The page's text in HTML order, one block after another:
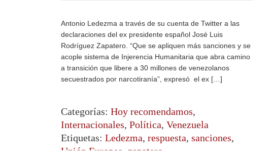
Antonio Ledezma a través de su cuenta de Twitter a las
declaraciones del ex presidente español José Luis
Rodríguez Zapatero. “Que se apliquen más sanciones y se
acople sistema de Injerencia Humanitaria que abra camino
a transición que libere a 30 millones de venezolanos
secuestrados por narcotiranía”, expresó el ex […]
Categorías: Hoy recomendamos,
Internacionales, Política, Venezuela
Etiquetas: Ledezma, respuesta, sanciones,
Unión Europea zapatero